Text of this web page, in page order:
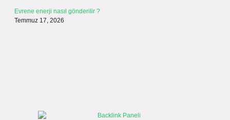
Evrene enerji nasıl gönderilir ?
Temmuz 17, 2026